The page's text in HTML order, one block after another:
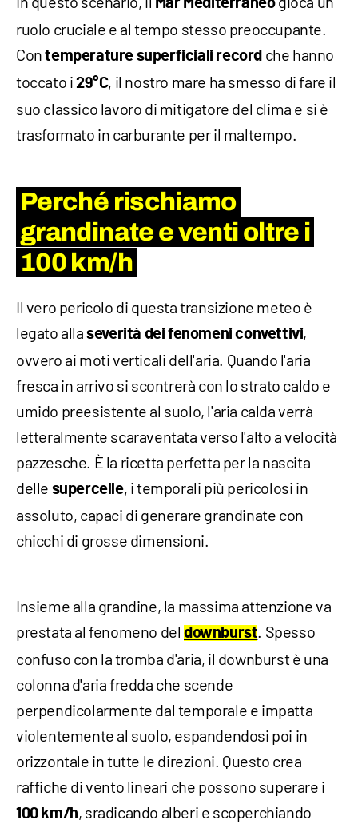
ruolo cruciale e al tempo stesso preoccupante.
Con temperature superficiali record che hanno
toccato i 29°C, il nostro mare ha smesso di fare il
suo classico lavoro di mitigatore del clima e si è
trasformato in carburante per il maltempo.
Perché rischiamo
grandinate e venti oltre i
100 km/h
Il vero pericolo di questa transizione meteo è
legato allaseverità dei fenomeni convettivi,
ovvero ai moti verticali dell'aria. Quando l'aria
fresca in arrivo si scontrerà con lo strato caldo e
umido preesistente al suolo, l'aria calda verrà
letteralmente scaraventata verso l'alto a velocità
pazzesche. È la ricetta perfetta per la nascita
delle supercelle, i temporali più pericolosi in
assoluto, capaci di generare grandinate con
chicchi di grosse dimensioni.
Insieme alla grandine, la massima attenzione va
prestata al fenomeno deldownburst . Spesso
confuso con la tromba d'aria, il downburst è una
colonna d'aria fredda che scende
perpendicolarmente dal temporale e impatta
violentemente al suolo, espandendosi poi in
orizzontale in tutte le direzioni. Questo crea
raffiche di vento lineari che possono superare i
100 km/h, sradicando alberi e scoperchiando